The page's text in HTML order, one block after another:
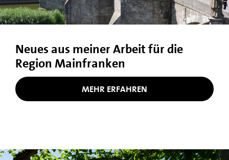
Neues aus meiner Arbeit für die
Region Mainfranken
MEHR ERFAHREN